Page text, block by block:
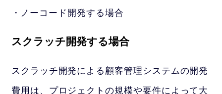
ノーコード開発する場合
スクラッチ開発する場合
スクラッチ開発による顧客管理システムの開発
費用は、プロジェクトの規模や要件によって大